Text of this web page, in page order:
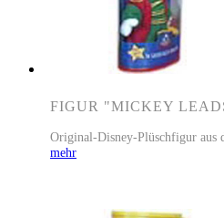
FIGUR "MICKEY
Original-Disney-Plüschfigur aus
mehr